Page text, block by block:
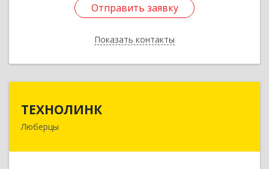
Отправить заявку
Показать контакты
Отправить заявку
Назад
ТЕХНОЛИНК
Люберцы
140014, г.Люберцы, Октябрьский просп., д.373